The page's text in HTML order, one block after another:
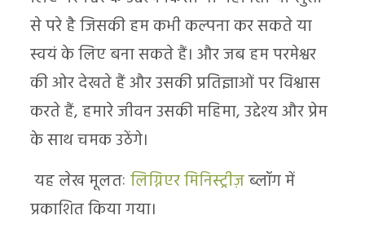
से परे है जिसकी हम कभी कल्पना कर सकते या
स्वयं के लिए बना सकते हैं। और जब हम परमेश्वर
की ओर देखते हैं और उसकी प्रतिज्ञाओं पर विश्वास
करते हैं, हमारे जीवन उसकी महिमा, उद्देश्य और प्रेम
के साथ चमक उठेंगे।
यह लेख मूलतः लिग्निएर मिनिस्ट्रीज़ब्लॉग में
प्रकाशित किया गया।